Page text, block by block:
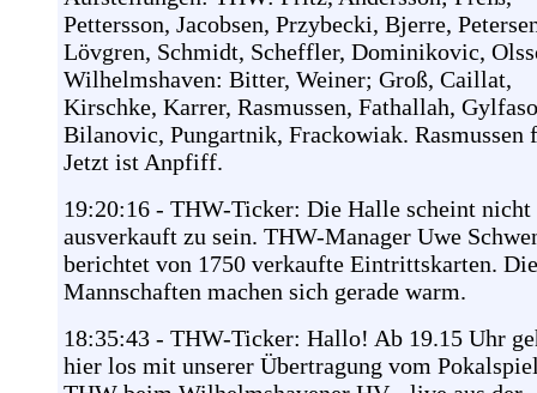
Pettersson, Jacobsen, Przybecki, Bjerre,
Lövgren, Schmidt, Scheffler, Dominikovic,
Wilhelmshaven: Bitter, Weiner; Groß, Caillat,
Kirschke, Karrer, Rasmussen, Fathallah,
Bilanovic, Pungartnik, Frackowiak. Rasmussen
Jetzt ist Anpfiff.
19:20:16 - THW-Ticker: Die Halle scheint nicht
ausverkauft zu sein. THW-Manager Uwe
berichtet von 1750 verkaufte Eintrittskarten. Die
Mannschaften machen sich gerade warm.
18:35:43 - THW-Ticker: Hallo! Ab 19.15 Uhr
hier los mit unserer Übertragung vom